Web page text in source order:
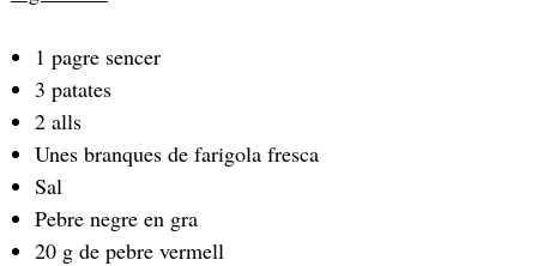
1 pagre sencer
3 patates
2 alls
Unes branques de farigola fresca
Sal
Pebre negre en gra
20 g de pebre vermell